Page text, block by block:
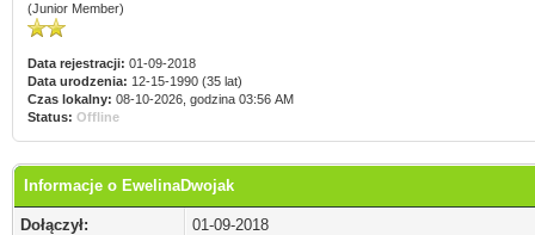
(Junior Member)
Data rejestracji: 01-09-2018
Data urodzenia: 12-15-1990 (35 lat)
Czas lokalny: 08-10-2026, godzina 03:56 AM
Status: Offline
Informacje o EwelinaDwojak
Dołączył:
01-09-2018